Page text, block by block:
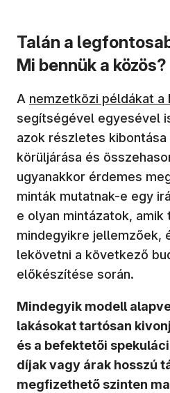
Talán a
Mi bennük a közös?
A (új ablakban nyílik meg)
nemzetközi példákat a
segítségével egyesével
azok részletes kibontása
körüljárása és
ugyanakkor érdemes
minták mutatnak-e egy
e olyan mintázatok,
mindegyikre jellemzőek,
lekövetni a következő
előkészítése során.
Mindegyik modell
lakásokat tartósan
és a befektetői
díjak vagy árak hosszú
megfizethető szinten